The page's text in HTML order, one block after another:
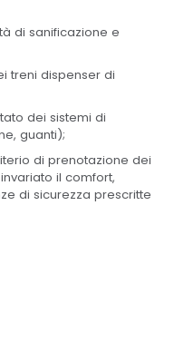
di sanificazione e
treni dispenser di
dei sistemi di
guanti);
di prenotazione dei
il comfort,
di sicurezza prescritte